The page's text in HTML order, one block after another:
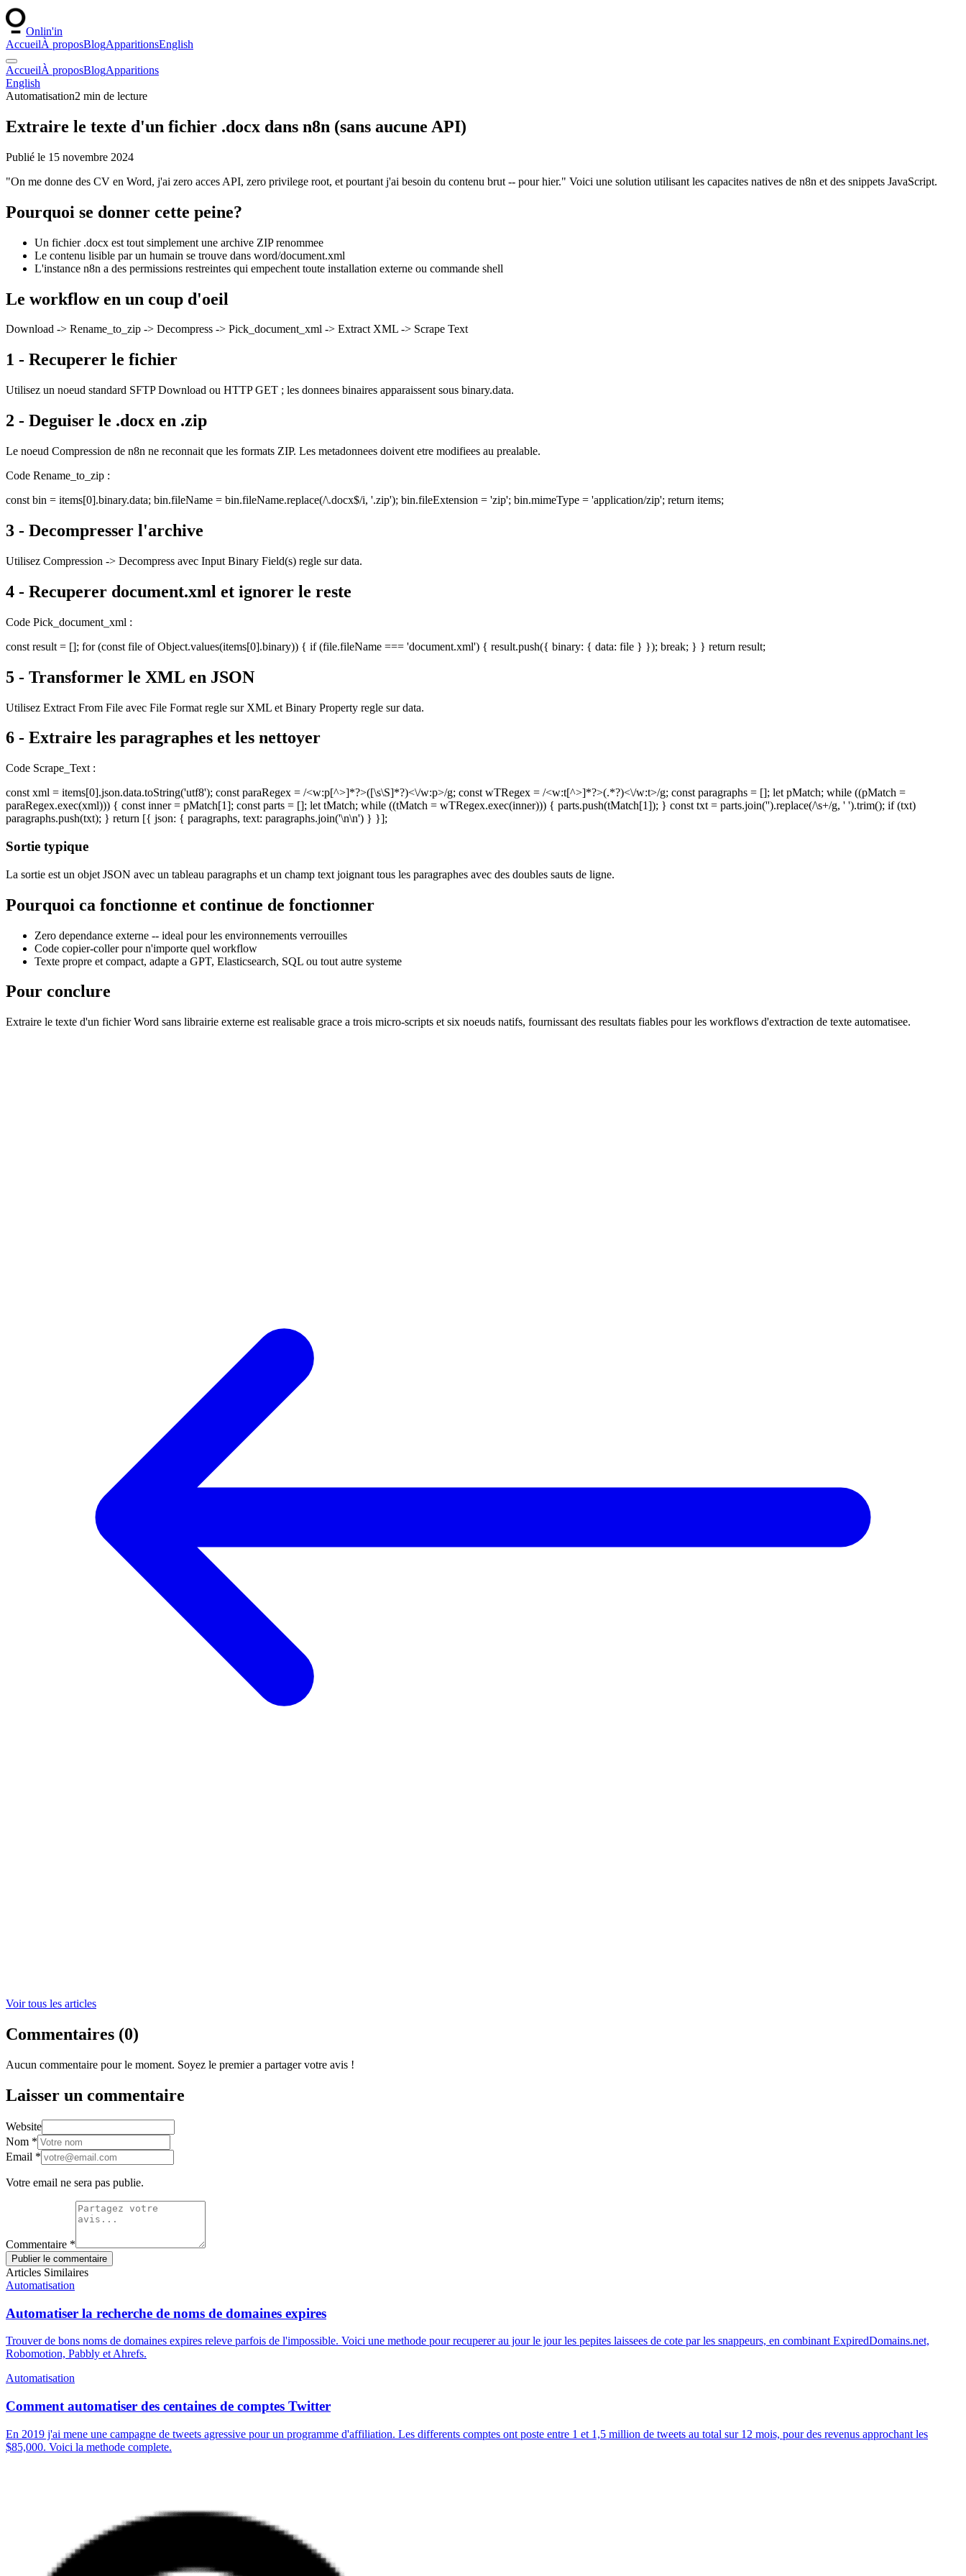
Onlin'in
AccueilÀ proposBlogApparitionsEnglish
AccueilÀ proposBlogApparitions
English
Automatisation2 min de lecture
Extraire le texte d'un fichier .docx dans n8n (sans aucune API)
Publié le 15 novembre 2024
"On me donne des CV en Word, j'ai zero acces API, zero privilege root, et pourtant j'ai besoin du contenu brut -- pour hier." Voici une solution utilisant les capacites natives de n8n et des snippets JavaScript.
Pourquoi se donner cette peine?
Un fichier .docx est tout simplement une archive ZIP renommee
Le contenu lisible par un humain se trouve dans word/document.xml
L'instance n8n a des permissions restreintes qui empechent toute installation externe ou commande shell
Le workflow en un coup d'oeil
Download -> Rename_to_zip -> Decompress -> Pick_document_xml -> Extract XML -> Scrape Text
1 - Recuperer le fichier
Utilisez un noeud standard SFTP Download ou HTTP GET ; les donnees binaires apparaissent sous binary.data.
2 - Deguiser le .docx en .zip
Le noeud Compression de n8n ne reconnait que les formats ZIP. Les metadonnees doivent etre modifiees au prealable.
Code Rename_to_zip :
const bin = items[0].binary.data; bin.fileName = bin.fileName.replace(/\.docx$/i, '.zip'); bin.fileExtension = 'zip'; bin.mimeType = 'application/zip'; return items;
3 - Decompresser l'archive
Utilisez Compression -> Decompress avec Input Binary Field(s) regle sur data.
4 - Recuperer document.xml et ignorer le reste
Code Pick_document_xml :
const result = []; for (const file of Object.values(items[0].binary)) { if (file.fileName === 'document.xml') { result.push({ binary: { data: file } }); break; } } return result;
5 - Transformer le XML en JSON
Utilisez Extract From File avec File Format regle sur XML et Binary Property regle sur data.
6 - Extraire les paragraphes et les nettoyer
Code Scrape_Text :
const xml = items[0].json.data.toString('utf8'); const paraRegex = /<w:p[^>]*?>([\s\S]*?)<\/w:p>/g; const wTRegex = /<w:t[^>]*?>(.*?)<\/w:t>/g; const paragraphs = []; let pMatch; while ((pMatch =
paraRegex.exec(xml))) { const inner = pMatch[1]; const parts = []; let tMatch; while ((tMatch = wTRegex.exec(inner))) { parts.push(tMatch[1]); } const txt = parts.join('').replace(/\s+/g, ' ').trim(); if (txt)
paragraphs.push(txt); } return [{ json: { paragraphs, text: paragraphs.join('\n\n') } }];
Sortie typique
La sortie est un objet JSON avec un tableau paragraphs et un champ text joignant tous les paragraphes avec des doubles sauts de ligne.
Pourquoi ca fonctionne et continue de fonctionner
Zero dependance externe -- ideal pour les environnements verrouilles
Code copier-coller pour n'importe quel workflow
Texte propre et compact, adapte a GPT, Elasticsearch, SQL ou tout autre systeme
Pour conclure
Extraire le texte d'un fichier Word sans librairie externe est realisable grace a trois micro-scripts et six noeuds natifs, fournissant des resultats fiables pour les workflows d'extraction de texte automatisee.
Voir tous les articles
Commentaires (0)
Aucun commentaire pour le moment. Soyez le premier a partager votre avis !
Laisser un commentaire
Website
Nom *
Email *
Votre email ne sera pas publie.
Commentaire *
Publier le commentaire
Articles Similaires
Automatisation
Automatiser la recherche de noms de domaines expires
Trouver de bons noms de domaines expires releve parfois de l'impossible. Voici une methode pour recuperer au jour le jour les pepites laissees de cote par les snappeurs, en combinant ExpiredDomains.net,
Robomotion, Pabbly et Ahrefs.
Automatisation
Comment automatiser des centaines de comptes Twitter
En 2019 j'ai mene une campagne de tweets agressive pour un programme d'affiliation. Les differents comptes ont poste entre 1 et 1,5 million de tweets au total sur 12 mois, pour des revenus approchant les
$85,000. Voici la methode complete.